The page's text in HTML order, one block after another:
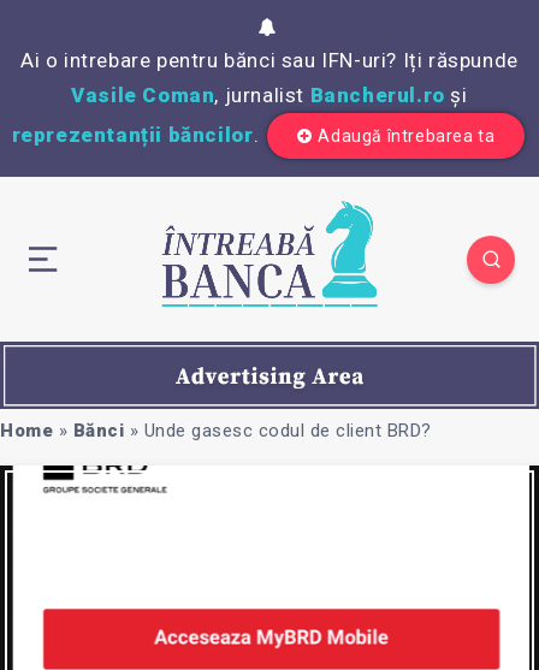
Ai o intrebare pentru bănci sau IFN-uri? Iți răspunde
Vasile Coman, jurnalist Bancherul.ro și
reprezentanții băncilor. Adaugă întrebarea ta
Home » Bănci » Unde gasesc codul de client BRD?